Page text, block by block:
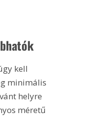
kell
minimális
helyre
méretű